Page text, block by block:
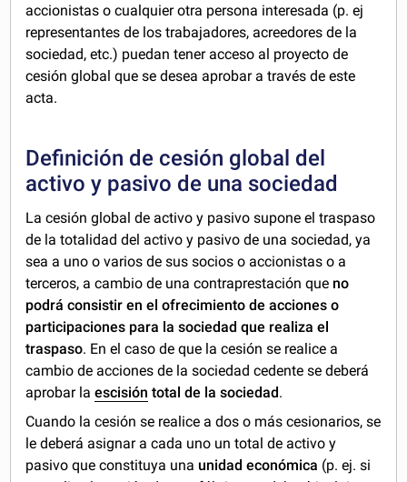
accionistas o cualquier otra persona interesada (p. ej
representantes de los trabajadores, acreedores de la
sociedad, etc.) puedan tener acceso al proyecto de
cesión global que se desea aprobar a través de este
acta.
Definición de cesión global del
activo y pasivo de una sociedad
La cesión global de activo y pasivo supone el traspaso
de la totalidad del activo y pasivo de una sociedad, ya
sea a uno o varios de sus socios o accionistas o a
terceros, a cambio de una contraprestación que no
podrá consistir en el ofrecimiento de acciones o
participaciones para la sociedad que realiza el
traspaso. En el caso de que la cesión se realice a
cambio de acciones de la sociedad cedente se deberá
aprobar laescisión total de la sociedad.
Cuando la cesión se realice a dos o más cesionarios, se
le deberá asignar a cada uno un total de activo y
pasivo que constituya una unidad económica (p. ej. si